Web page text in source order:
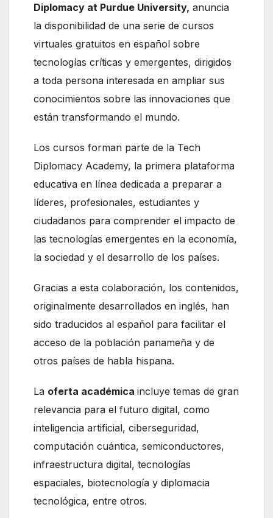
Diplomacy at Purdue University, anuncia
la disponibilidad de una serie de cursos
virtuales gratuitos en español sobre
tecnologías críticas y emergentes, dirigidos
a toda persona interesada en ampliar sus
conocimientos sobre las innovaciones que
están transformando el mundo.
Los cursos forman parte de la Tech
Diplomacy Academy, la primera plataforma
educativa en línea dedicada a preparar a
líderes, profesionales, estudiantes y
ciudadanos para comprender el impacto de
las tecnologías emergentes en la economía,
la sociedad y el desarrollo de los países.
Gracias a esta colaboración, los contenidos,
originalmente desarrollados en inglés, han
sido traducidos al español para facilitar el
acceso de la población panameña y de
otros países de habla hispana.
La oferta académica incluye temas de gran
relevancia para el futuro digital, como
inteligencia artificial, ciberseguridad,
computación cuántica, semiconductores,
infraestructura digital, tecnologías
espaciales, biotecnología y diplomacia
tecnológica, entre otros.